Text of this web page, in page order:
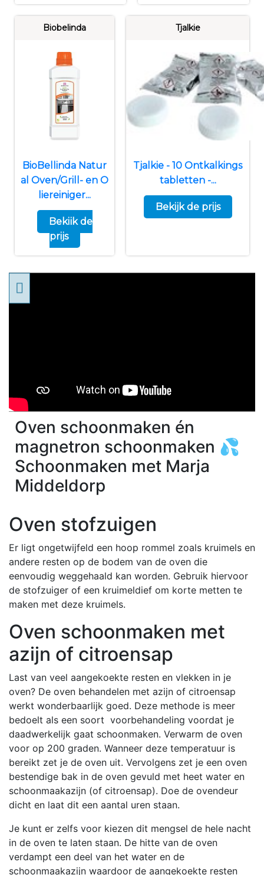
Biobelinda
BioBellinda Natur
al Oven/Grill- en O
liereiniger...
Bekijk de
prijs
Tjalkie
Tjalkie - 10 Ontkalkings
tabletten -...
Bekijk de prijs

Oven schoonmaken én
magnetron schoonmaken 💦
Schoonmaken met Marja
Middeldorp
Oven stofzuigen
Er ligt ongetwijfeld een hoop rommel zoals kruimels en
andere resten op de bodem van de oven die
eenvoudig weggehaald kan worden. Gebruik hiervoor
de stofzuiger of een kruimeldief om korte metten te
maken met deze kruimels.
Oven schoonmaken met
azijn of citroensap
Last van veel aangekoekte resten en vlekken in je
oven? De oven behandelen met azijn of citroensap
werkt wonderbaarlijk goed. Deze methode is meer
bedoelt als een soort voorbehandeling voordat je
daadwerkelijk gaat schoonmaken. Verwarm de oven
voor op 200 graden. Wanneer deze temperatuur is
bereikt zet je de oven uit. Vervolgens zet je een oven
bestendige bak in de oven gevuld met heet water en
schoonmaakazijn (of citroensap). Doe de ovendeur
dicht en laat dit een aantal uren staan.
Je kunt er zelfs voor kiezen dit mengsel de hele nacht
in de oven te laten staan. De hitte van de oven
verdampt een deel van het water en de
schoonmaakazijn waardoor de aangekoekte resten